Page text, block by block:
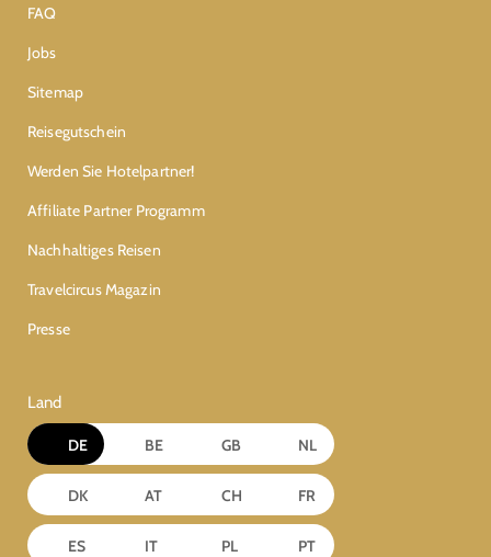
FAQ
Jobs
Sitemap
Reisegutschein
Werden Sie Hotelpartner!
Affiliate Partner Programm
Nachhaltiges Reisen
Travelcircus Magazin
Presse
Land
DE BE GB NL
DK AT CH FR
ES IT PL PT